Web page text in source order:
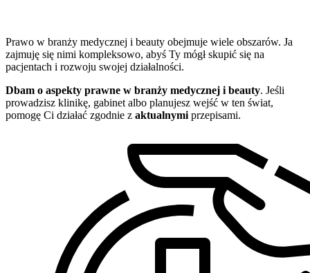
Prawo w branży medycznej i beauty obejmuje wiele obszarów. Ja
zajmuję się nimi kompleksowo, abyś Ty mógł skupić się na
pacjentach i rozwoju swojej działalności.
Dbam o aspekty prawne w branży medycznej i beauty. Jeśli
prowadzisz klinikę, gabinet albo planujesz wejść w ten świat,
pomogę Ci działać zgodnie z aktualnymi przepisami.